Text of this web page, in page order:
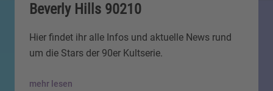
Beverly Hills 90210
Hier findet ihr alle Infos und aktuelle News rund
um die Stars der 90er Kultserie.
mehr lesen